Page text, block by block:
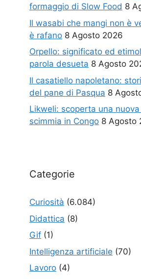
formaggio di Slow Food 8
Il wasabi che mangi non è
è rafano 8 Agosto 2026
Orpello: significato ed
parola desueta 8 Agosto
Il casatiello napoletano:
del pane di Pasqua 8
Likweli: scoperta una
scimmia in Congo 8 Agosto
Categorie
Curiosità (6.084)
Didattica (8)
Gif (1)
Intelligenza artificiale (70)
Lavoro (4)